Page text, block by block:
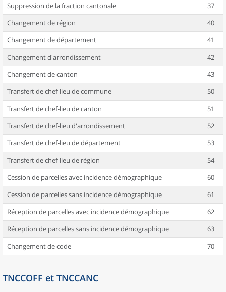
Suppression de la fraction cantonale
37
Changement de région
40
Changement de département
41
Changement d'arrondissement
42
Changement de canton
43
Transfert de chef-lieu de commune
50
Transfert de chef-lieu de canton
51
Transfert de chef-lieu d'arrondissement
52
Transfert de chef-lieu de département
53
Transfert de chef-lieu de région
54
Cession de parcelles avec incidence démographique
60
Cession de parcelles sans incidence démographique
61
Réception de parcelles avec incidence démographique
62
Réception de parcelles sans incidence démographique
63
Changement de code
70
TNCCOFF et TNCCANC